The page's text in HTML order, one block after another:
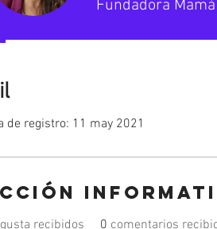
de registro: 11 may 2021
recibidos 0 comentarios
Fundadora